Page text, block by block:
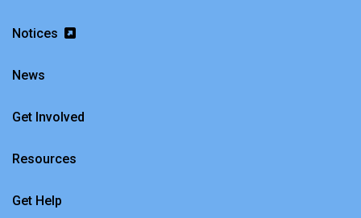
Notices
News
Get Involved
Resources
Get Help